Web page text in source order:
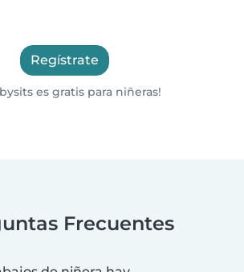
Regístrate
es gratis para niñeras!
Frecuentes